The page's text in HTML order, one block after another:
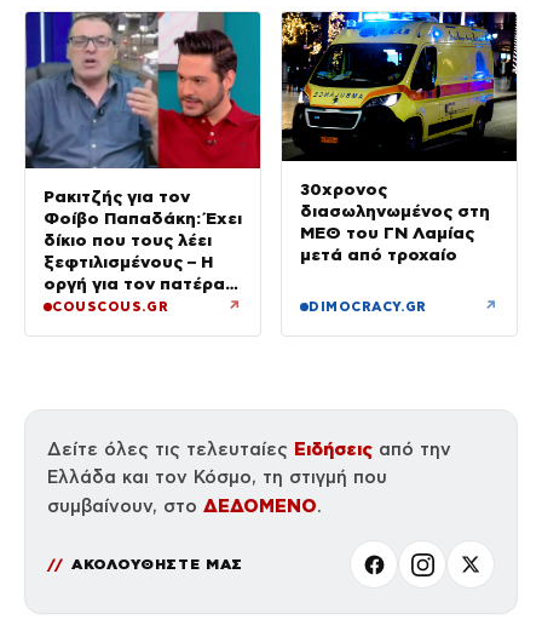
Ρακιτζής για τον
Φοίβο Παπαδάκη: Έχει
δίκιο που τους λέει
ξεφτιλισμένους – Η
οργή για τον πατέρα
του
COUSCOUS.GR ↗
30χρονος
διασωληνωμένος στη
ΜΕΘ του ΓΝ Λαμίας
μετά από τροχαίο
DIMOCRACY.GR ↗
Δείτε όλες τις τελευταίες Ειδήσεις από την
Ελλάδα και τον Κόσμο, τη στιγμή που
συμβαίνουν, στο ΔΕΔΟΜΕΝΟ.
ΑΚΟΛΟΥΘΗΣΤΕ ΜΑΣ